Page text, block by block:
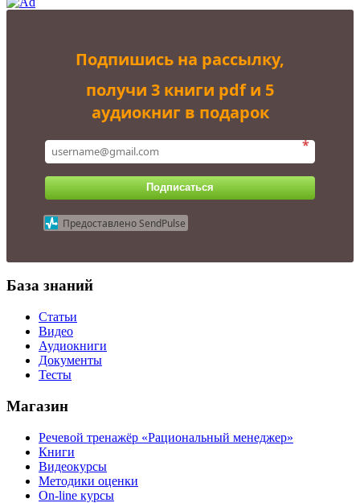
Подпишись на рассылку,
получи 3 книги pdf и 5
аудиокниг в подарок
*
Подписаться
Предоставлено SendPulse
База знаний
Статьи
Видео
Аудиокниги
Документы
Тесты
Магазин
Речевой тренажёр «Рациональный менеджер»
Книги
Видеокурсы
Методики оценки
On-line курсы